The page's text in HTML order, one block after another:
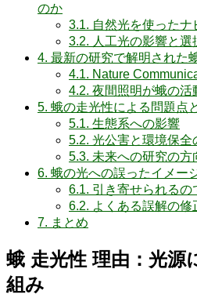
のか
3.1. 自然光を使ったナ
3.2. 人工光の影響と選
4. 最新の研究で解明された
4.1. Nature
4.2. 夜間照明が蛾の活
5. 蛾の走光性による問題点
5.1. 生態系への影響
5.2. 光公害と環境保全
5.3. 未来への研究の方
6. 蛾の光への誤ったイメー
6.1. 引き寄せられるの
6.2. よくある誤解の修
7. まとめ
蛾 走光性 理由：光源
組み